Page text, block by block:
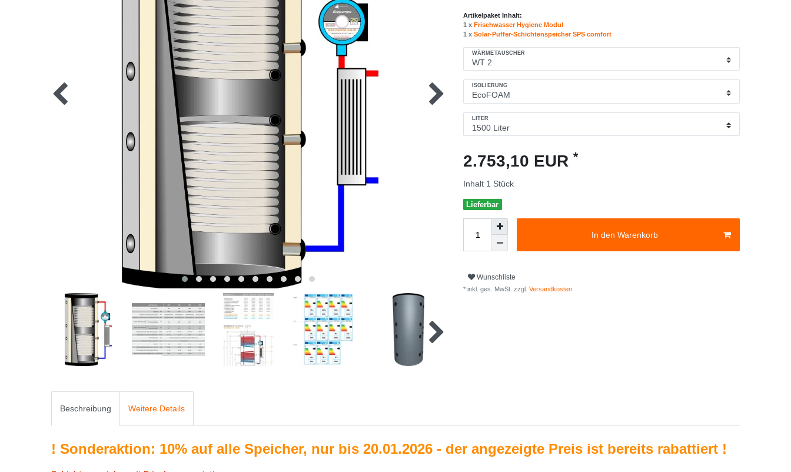
Artikelpaket Inhalt:
1 x Frischwasser Hygiene Modul
1 x Solar-Puffer-Schichtenspeicher SPS comfort
WÄRMETAUSCHER
ISOLIERUNG
LITER
2.753,10 EUR *
Inhalt 1 Stück
Lieferbar
In den Warenkorb
Wunschliste
* inkl. ges. MwSt. zzgl. Versandkosten
Beschreibung Weitere Details
! Sonderaktion: 10% auf alle Speicher, nur bis 20.01.2026 - der angezeigte Preis ist bereits rabattiert !